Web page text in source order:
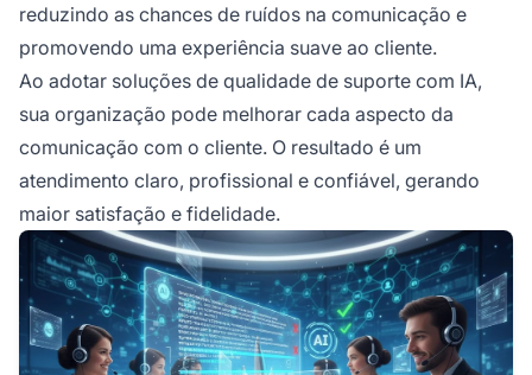
reduzindo as chances de ruídos na comunicação e
promovendo uma experiência suave ao cliente.
Ao adotar soluções de qualidade de suporte com IA,
sua organização pode melhorar cada aspecto da
comunicação com o cliente. O resultado é um
atendimento claro, profissional e confiável, gerando
maior satisfação e fidelidade.